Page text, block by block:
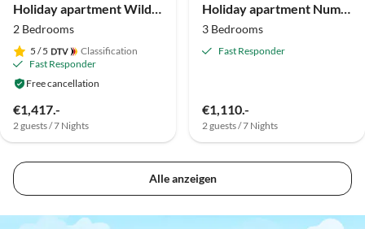
Holiday apartment Wilderer - Villa Salzweg
2 Bedrooms
5 / 5
Classification
Fast Responder
Free cancellation
€1,417.-
2 guests / 7 Nights
Holiday apartment Number 3 at the Alpenblick Guesthouse
3 Bedrooms
Fast Responder
€1,110.-
2 guests / 7 Nights
Alle anzeigen